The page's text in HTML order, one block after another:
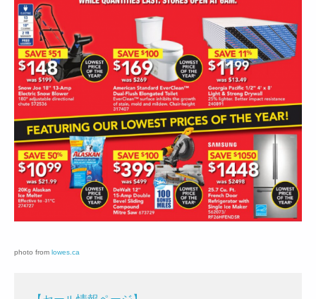
photo from lowes.ca